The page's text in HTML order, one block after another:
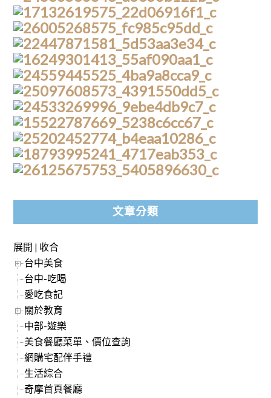
文章分類
展開 | 收合
台中美食
台中-吃喝
愛吃食記
關於教育
中部-遊樂
美食餐廳菜單、價位查詢
網購宅配伴手禮
生活綜合
奇摩首頁餐廳